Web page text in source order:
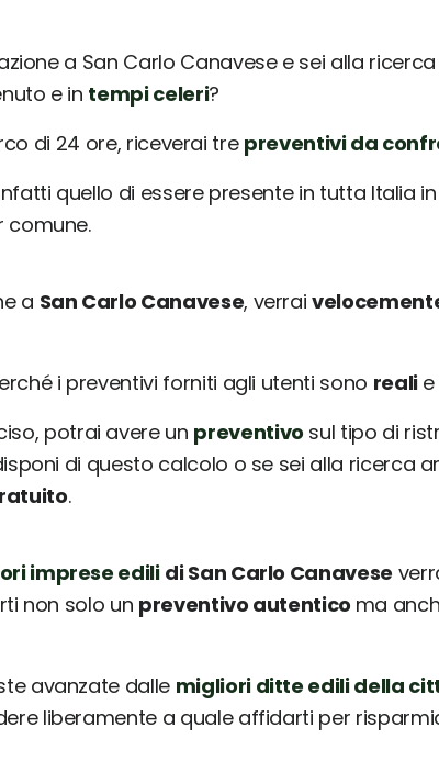
a San Carlo Canavese e sei alla ricerca
e in tempi celeri?
di 24 ore, riceverai tre preventivi da
quello di essere presente in tutta Italia
comune.
a San Carlo Canavese, verrai
i preventivi forniti agli utenti sono realie
potrai avere un preventivo sul tipo di
di questo calcolo o se sei alla ricerca
.
imprese edili di San Carlo Canavese
non solo un preventivo autentico ma
avanzate dalle migliori ditte edili della
liberamente a quale affidarti per